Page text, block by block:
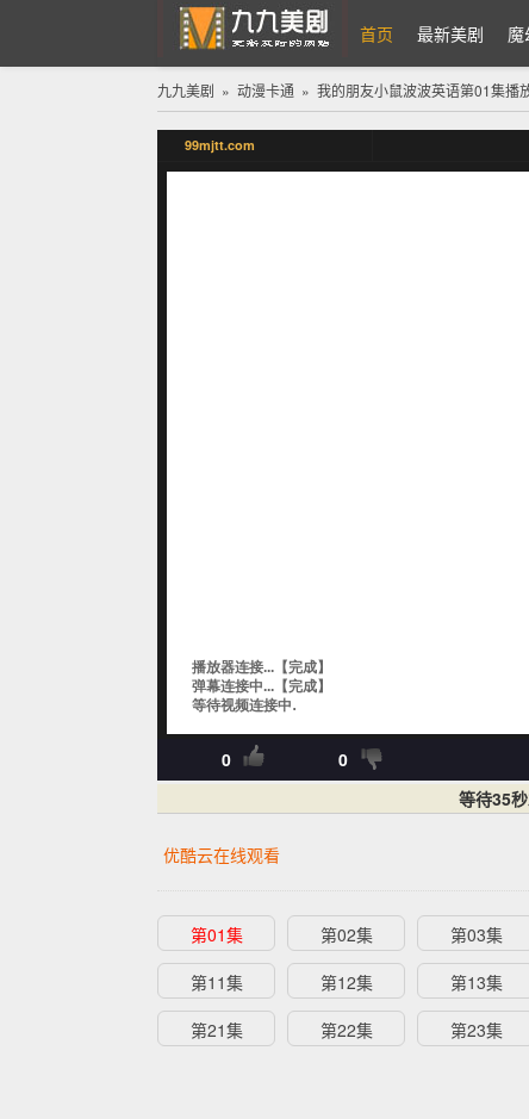
九九美剧
首页 最新美剧 魔
九九美剧 » 动漫卡通 » 我的朋友小鼠波波英语第01集播
99mjtt.com
0 0
等待35
优酷云在线观看
第01集 第02集 第03集
第11集
第12集 第13集
第21集
第22集 第23集